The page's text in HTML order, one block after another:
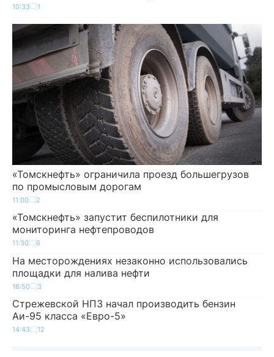
10:33 1
«Томскнефть» ограничила проезд большегрузов
по промысловым дорогам
11:00 2
«Томскнефть» запустит беспилотники для
мониторинга нефтепроводов
11:30 6
На месторождениях незаконно использовались
площадки для налива нефти
16:50 3
Стрежевской НПЗ начал производить бензин
Аи-95 класса «Евро-5»
14:43 12